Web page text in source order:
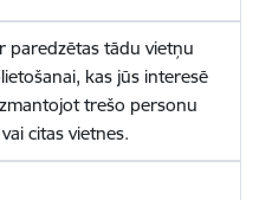
paredzētas tādu vietņu
kas jūs interesē
trešo personu
citas vietnes.